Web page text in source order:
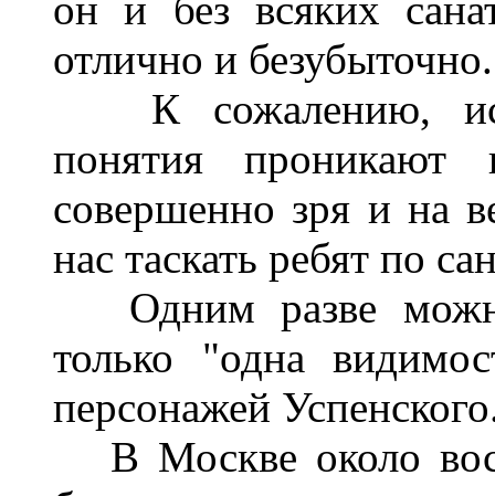
отлично и безубыточно.
К сожалению,
понятия
совершенно зря и на
нас таскать ребят по
Одним разве
только "одна
персонажей
В Москве около